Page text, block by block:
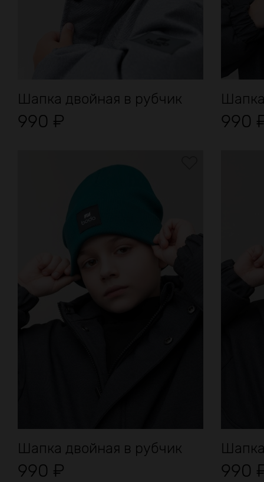
Шапка двойная в рубчик
990 ₽ 990
Шапка двойная в рубчик
990 ₽ 990